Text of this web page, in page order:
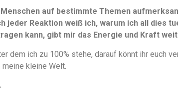
auf bestimmte Themen
jeder Reaktion weiß ich, warum ich all dies
kann, gibt mir das Energie und Kraft
dem ich zu 100% stehe, darauf könnt ihr euch
kleine Welt.